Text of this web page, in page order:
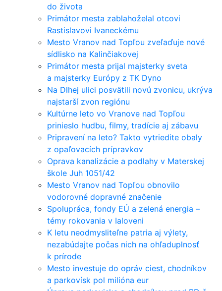
do života
Primátor mesta zablahoželal otcovi
Rastislavovi Ivaneckému
Mesto Vranov nad Topľou zveľaďuje nové
sídlisko na Kalinčiakovej
Primátor mesta prijal majsterky sveta
a majsterky Európy z TK Dyno
Na Dlhej ulici posvätili novú zvonicu, ukrýva
najstarší zvon regiónu
Kultúrne leto vo Vranove nad Topľou
prinieslo hudbu, filmy, tradície aj zábavu
Pripravení na leto? Takto vytriedite obaly
z opaľovacích prípravkov
Oprava kanalizácie a podlahy v Materskej
škole Juh 1051/42
Mesto Vranov nad Topľou obnovilo
vodorovné dopravné značenie
Spolupráca, fondy EÚ a zelená energia –
témy rokovania v Ialoveni
K letu neodmysliteľne patria aj výlety,
nezabúdajte počas nich na ohľaduplnosť
k prírode
Mesto investuje do opráv ciest, chodníkov
a parkovísk pol milióna eur